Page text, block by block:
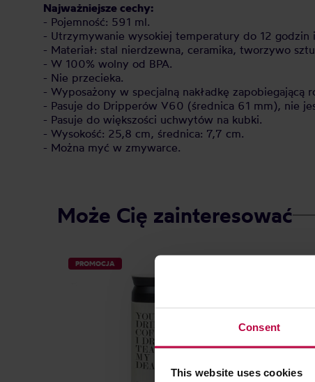
Consent
This website uses cookies
Najważniejsze cechy:
- Pojemność: 591 ml.
- Utrzymywanie wysokiej temperatury do 12 godzin
- Materiał: stal nierdzewna, ceramika, tworzywo
- W 100% wolny od BPA.
- Nie przecieka.
- Wyposażony w specjalną nakładkę zapobiegającą
- Pasuje do Dripperów V60 (średnica 61 mm), nie
- Pasuje do większości uchwytów na kubki.
- Wysokość: 25,8 cm, średnica: 7,7 cm.
- Można myć w zmywarce.
Może Cię zainteresować
PROMOCJA